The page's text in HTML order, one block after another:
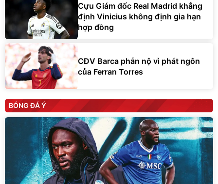
Cựu Giám đốc Real Madrid khẳng
định Vinicius không định gia hạn
hợp đồng
CĐV Barca phẫn nộ vì phát ngôn
của Ferran Torres
BÓNG ĐÁ Ý